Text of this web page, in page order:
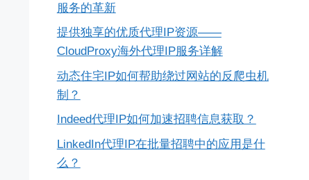
服务的革新
提供独享的优质代理IP资源——
CloudProxy海外代理IP服务详解
动态住宅IP如何帮助绕过网站的反爬虫机
制？
Indeed代理IP如何加速招聘信息获取？
LinkedIn代理IP在批量招聘中的应用是什
么？